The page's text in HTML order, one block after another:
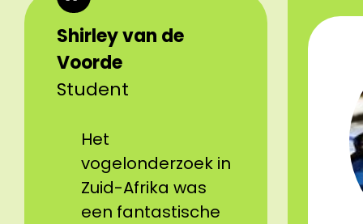
Shirley van de
Voorde
Student
Het
vogelonderzoek in
Zuid-Afrika was
een fantastische